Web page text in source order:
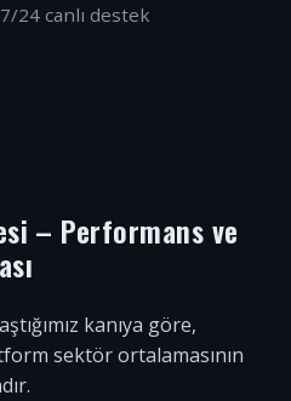
24 canlı destek
– Performans ve
kanıya göre,
sektör ortalamasının